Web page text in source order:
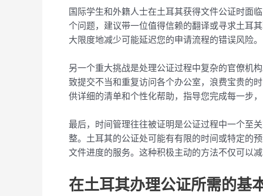
国际学生和外籍人士在土耳其获得文件公证时面
个问题，建议带一位值得信赖的翻译或寻求土耳
大限度地减少可能延迟您的申请流程的错误风险。
另一个重大挑战是处理公证过程中复杂的官僚机
致提交不当和重复访问各个办公室，浪费宝贵的
供详细的清单和个性化帮助，指导您完成每一步
最后，时间管理往往被证明是公证过程中一个至
整。土耳其的公证处可能有有限的时间或特定的
文件进度的服务。这种积极主动的方法不仅可以
在土耳其办理公证所需的基